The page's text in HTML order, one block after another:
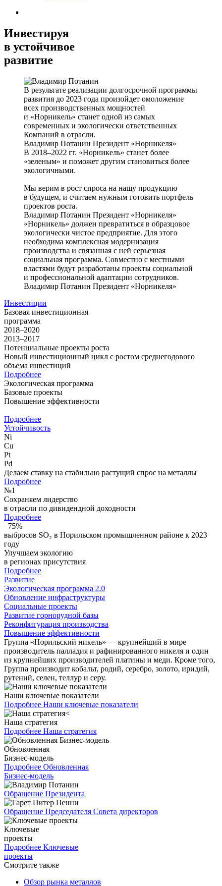
Инвестируя
в устойчивое
развитие
В результате реализации долгосрочной программы
развития до 2023 года произойдет омоложение
всех производственных мощностей
и «Норникель» станет одной из самых
современных и экологически ответственных
Компаний в отрасли.
Владимир Потанин Президент «Норникеля»
В 2018–2022 гг. «Норникель» станет более
«зеленым» и поможет другим становиться более
экологичными.
Мы верим в рост спроса на нашу продукцию
в будущем, и считаем нужным готовить портфель
проектов роста.
Владимир Потанин Президент «Норникеля»
«Норникель» должен превратиться в образцовое
экологически чистое предприятие. Для этого
необходима комплексная модернизация
производства и связанная с ней серьезная
социальная программа. Совместно с местными
властями будут разработаны проекты социальной
и профессиональной адаптации сотрудников.
Владимир Потанин Президент «Норникеля»
Инвестиции
Базовая инвестиционная
программа
2018–2020
2013–2017
Потенциальные проекты роста
Новый инвестиционный цикл с ростом среднегодового
объема инвестиций
Подробнее
Экологическая программа
Базовые проекты
Повышение эффективности
Подробнее
Устойчивость
Ni
Cu
Pt
Pd
Делаем ставку на стабильно растущий спрос на металлы
Подробнее
№1
Сохраняем лидерство
в отрасли по дивидендной доходности
Подробнее
–75%
выбросов SO₂ в Норильском промышленном районе к 2023
году
Улучшаем экологию
в регионах присутствия
Подробнее
Развитие
Экологическая программа 2.0
Обновление инфраструктуры
Социальные проекты
Развитие горнорудной базы
Реконфигурация производства
Повышение эффективности
Группа «Норильский никель» — крупнейший в мире
производитель палладия и рафинированного никеля и один
из крупнейших производителей платины и меди. Кроме того,
Группа производит кобальт, родий, серебро, золото, иридий,
рутений, селен, теллур и серу.
Наши ключевые показатели
Подробнее Наши ключевые показатели
Наша стратегия
Подробнее Наша стратегия
Обновленная
Бизнес-модель
Подробнее Обновленная
Бизнес-модель
Обращение Президента
Обращение Председателя Совета директоров
Ключевые
проекты
Подробнее Ключевые
проекты
Смотрите также
Обзор рынка металлов